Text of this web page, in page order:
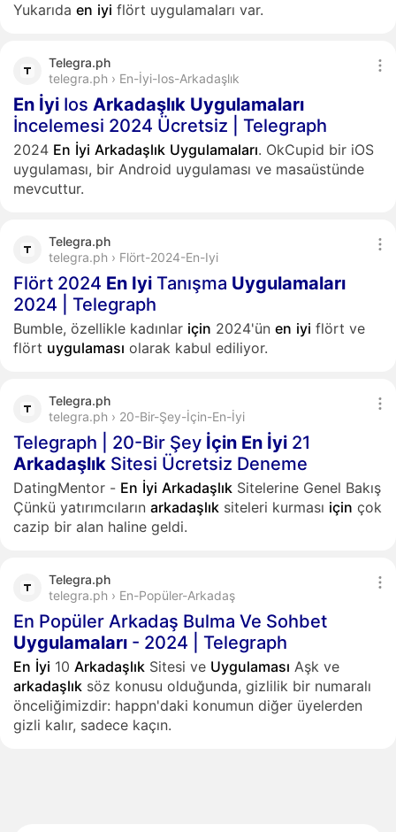
Yukarıda en iyi flört uygulamaları var.
Telegra.ph
telegra.ph › En-İyi-Ios-Arkadaşlık
En İyi Ios Arkadaşlık Uygulamaları
İncelemesi 2024 Ücretsiz | Telegraph
2024 En İyi Arkadaşlık Uygulamaları. OkCupid bir iOS
uygulaması, bir Android uygulaması ve masaüstünde
mevcuttur.
Telegra.ph
telegra.ph › Flört-2024-En-Iyi
Flört 2024 En Iyi Tanışma Uygulamaları
2024 | Telegraph
Bumble, özellikle kadınlar için 2024'ün en iyi flört ve
flört uygulaması olarak kabul ediliyor.
Telegra.ph
telegra.ph › 20-Bir-Şey-İçin-En-İyi
Telegraph | 20-Bir Şey İçin En İyi 21
Arkadaşlık Sitesi Ücretsiz Deneme
DatingMentor - En İyi Arkadaşlık Sitelerine Genel Bakış
Çünkü yatırımcıların arkadaşlık siteleri kurması için çok
cazip bir alan haline geldi.
Telegra.ph
telegra.ph › En-Popüler-Arkadaş
En Popüler Arkadaş Bulma Ve Sohbet
Uygulamaları - 2024 | Telegraph
En İyi 10 Arkadaşlık Sitesi ve Uygulaması Aşk ve
arkadaşlık söz konusu olduğunda, gizlilik bir numaralı
önceliğimizdir: happn'daki konumun diğer üyelerden
gizli kalır, sadece kaçın.